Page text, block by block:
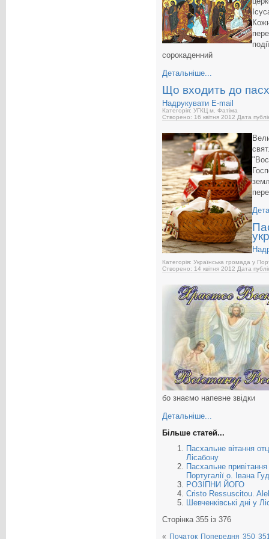
сорокаденний
Детальніше...
Що входить до
Надрукувати E-mail
Категорія: УГКЦ м. Фатіма
Створено: 16 квітня 2012 Дата
Категорія: Українська громада у
Створено: 14 квітня 2012 Дата
бо знаємо напевне звідки
Детальніше...
Більше статей...
Пасхальне вітання
Лісабону
Пасхальне
Португалії о. Івана
РОЗІПНИ ЙОГО
Cristo Ressuscitou.
Шевченківські дні у
Сторінка 355 із 376
« Початок Попередня 350